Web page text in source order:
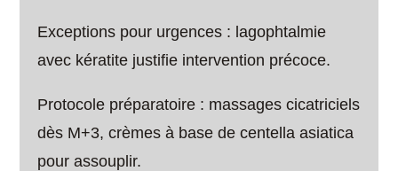
Exceptions pour urgences : lagophtalmie
avec kératite justifie intervention précoce.
Protocole préparatoire : massages cicatriciels
dès M+3, crèmes à base de centella asiatica
pour assouplir.